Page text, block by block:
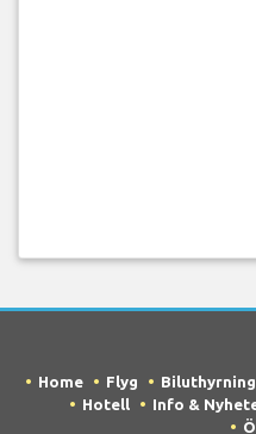
Home Flyg Biluthyrning
Hotell
Info &